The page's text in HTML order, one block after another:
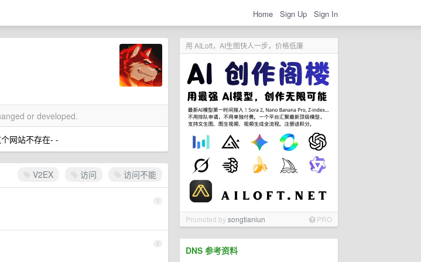
Home Sign Up Sign In
用 AILoft，AI生图快人一步，价格低廉
Promoted bysongtianlun PRO
DNS 参考资料
or developed.
网站不存在- -
V2EX 访问 访问不能
1
2